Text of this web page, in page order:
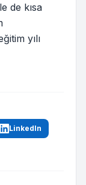
de kısa
yılı
LinkedIn